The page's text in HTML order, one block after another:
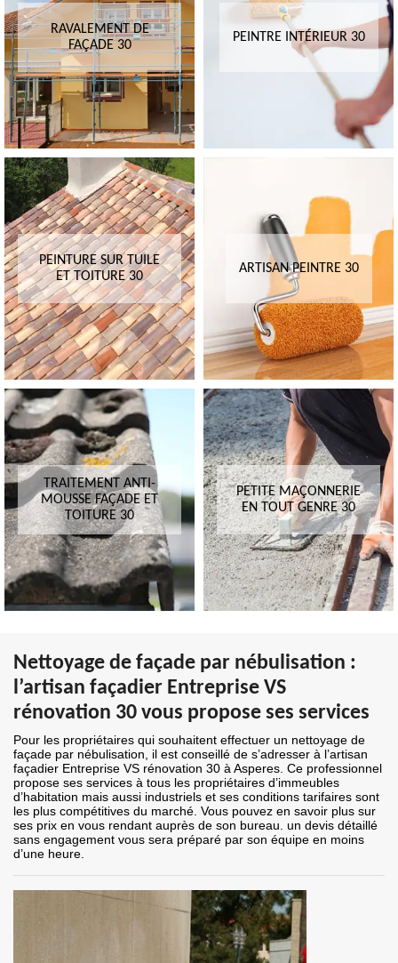
RAVALEMENT DE
FAÇADE 30
PEINTRE INTÉRIEUR 30
PEINTURE SUR TUILE
ET TOITURE 30
ARTISAN PEINTRE 30
TRAITEMENT ANTI-
MOUSSE FAÇADE ET
TOITURE 30
PETITE MAÇONNERIE
EN TOUT GENRE 30
Nettoyage de façade par nébulisation :
l’artisan façadier Entreprise VS
rénovation 30 vous propose ses services
Pour les propriétaires qui souhaitent effectuer un nettoyage de
façade par nébulisation, il est conseillé de s’adresser à l’artisan
façadier Entreprise VS rénovation 30 à Asperes. Ce professionnel
propose ses services à tous les propriétaires d’immeubles
d’habitation mais aussi industriels et ses conditions tarifaires sont
les plus compétitives du marché. Vous pouvez en savoir plus sur
ses prix en vous rendant auprès de son bureau. un devis détaillé
sans engagement vous sera préparé par son équipe en moins
d’une heure.